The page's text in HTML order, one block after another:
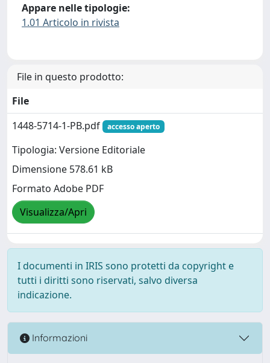
Appare nelle tipologie:
1.01 Articolo in rivista
File in questo prodotto:
File
1448-5714-1-PB.pdf
accesso aperto
Tipologia: Versione Editoriale
Dimensione 578.61 kB
Formato Adobe PDF
Visualizza/Apri
I documenti in IRIS sono protetti da copyright e
tutti i diritti sono riservati, salvo diversa
indicazione.
Informazioni